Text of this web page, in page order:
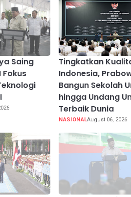
Saing
Fokus
Tingkatkan
Indonesia,
Bangun Sekolah
hingga Undang
Terbaik Dunia
NASIONALAugust 06, 2026